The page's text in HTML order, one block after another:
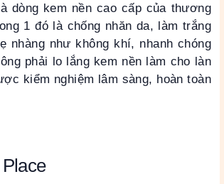
dòng kem nền cao cấp của thương
1 đó là chống nhăn da, làm trắng
nhàng như không khí, nhanh chóng
phải lo lắng kem nền làm cho làn
kiểm nghiệm lâm sàng, hoàn toàn